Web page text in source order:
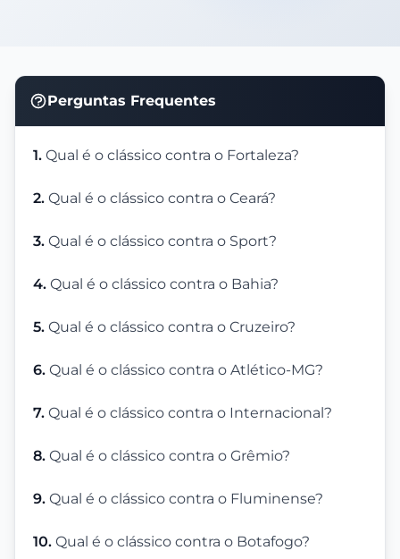
Perguntas Frequentes
1. Qual é o clássico contra o Fortaleza?
2. Qual é o clássico contra o Ceará?
3. Qual é o clássico contra o Sport?
4. Qual é o clássico contra o Bahia?
5. Qual é o clássico contra o Cruzeiro?
6. Qual é o clássico contra o Atlético-MG?
7. Qual é o clássico contra o Internacional?
8. Qual é o clássico contra o Grêmio?
9. Qual é o clássico contra o Fluminense?
10. Qual é o clássico contra o Botafogo?